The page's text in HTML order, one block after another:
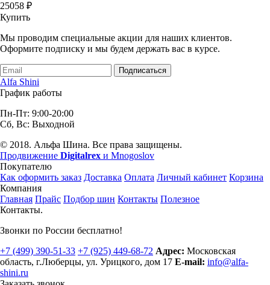
25058 ₽
Купить
Мы проводим специальные акции для наших клиентов.
Оформите подписку и мы будем держать вас в курсе.
Подписаться
Alfa Shini
График работы
Пн-Пт: 9:00-20:00
Сб, Вс: Выходной
© 2018. Альфа Шина. Все права защищены.
Продвижение Digitalrex и Mnogoslov
Покупателю
Как оформить заказ Доставка Оплата Личный кабинет Корзина
Компания
Главная Прайс Подбор шин Контакты Полезное
Контакты.
Звонки по России бесплатно!
+7 (499) 390-51-33 +7 (925) 449-68-72 Адрес: Московская
область, г.Люберцы, ул. Урицкого, дом 17 E-mail: info@alfa-
shini.ru